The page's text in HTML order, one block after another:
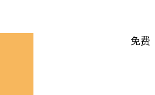
免费